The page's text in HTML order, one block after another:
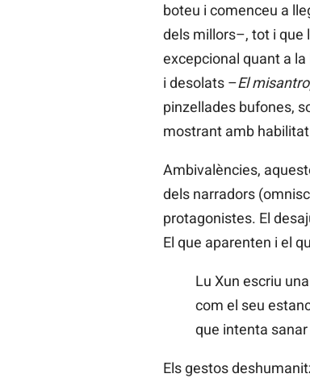
boteu i comenceu a
dels millors–, tot i que
excepcional quant a
i desolats –El
pinzellades bufones,
mostrant amb
Ambivalències,
dels narradors
protagonistes. El
El que aparenten i el
Lu Xun escriu
com el seu
que intenta
Els gestos